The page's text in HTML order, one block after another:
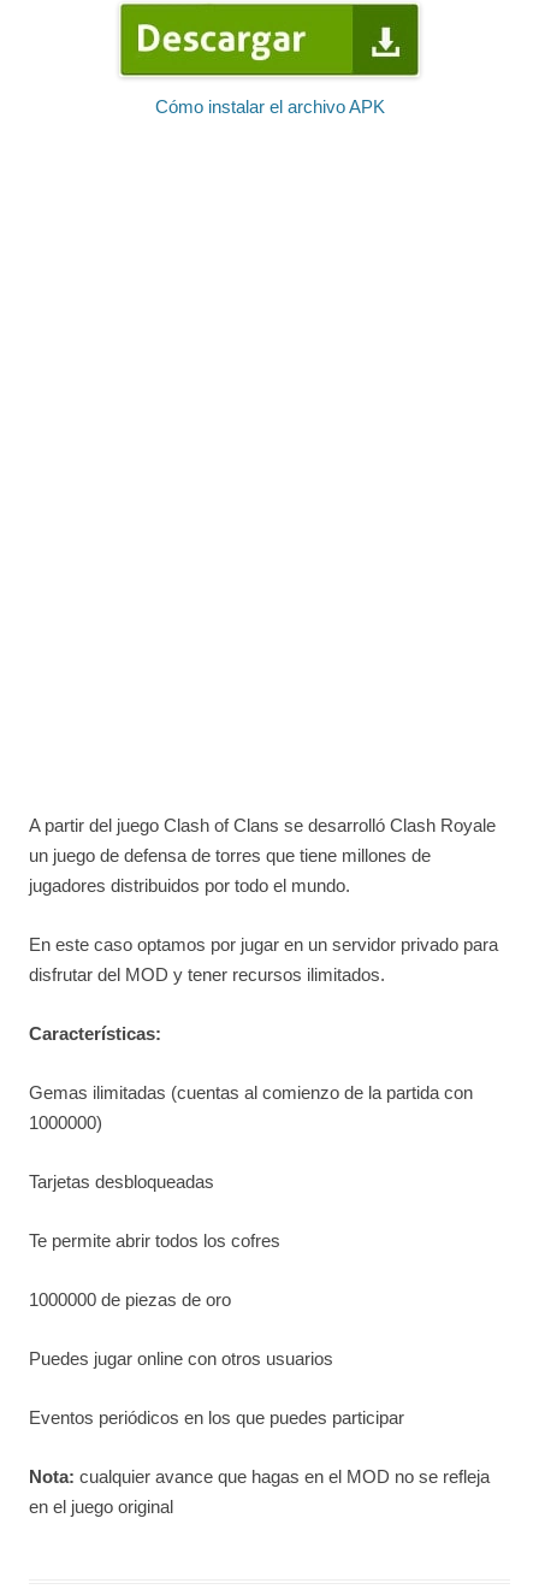
Cómo instalar el archivo APK
A partir del juego Clash of Clans se desarrolló Clash Royale
un juego de defensa de torres que tiene millones de
jugadores distribuidos por todo el mundo.
En este caso optamos por jugar en un servidor privado para
disfrutar del MOD y tener recursos ilimitados.
Características:
Gemas ilimitadas (cuentas al comienzo de la partida con
1000000)
Tarjetas desbloqueadas
Te permite abrir todos los cofres
1000000 de piezas de oro
Puedes jugar online con otros usuarios
Eventos periódicos en los que puedes participar
Nota: cualquier avance que hagas en el MOD no se refleja
en el juego original